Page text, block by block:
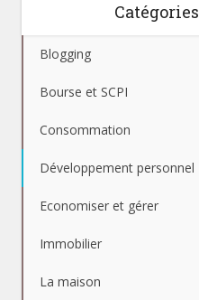
Catégories
Blogging
Bourse et SCPI
Consommation
Développement personnel
Economiser et gérer
Immobilier
La maison